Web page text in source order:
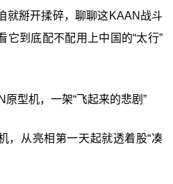
就掰开揉碎，聊聊这KAAN战斗
它到底配不配用上中国的“太行”
型机，一架“飞起来的悲剧”
，从亮相第一天起就透着股“凑